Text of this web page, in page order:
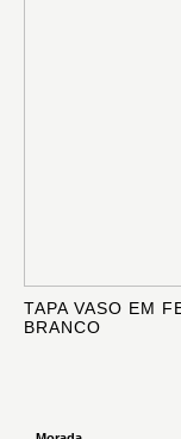
TAPA VASO EM
BRANCO